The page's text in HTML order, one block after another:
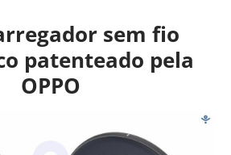
sem fio
patenteado pela
OPPO